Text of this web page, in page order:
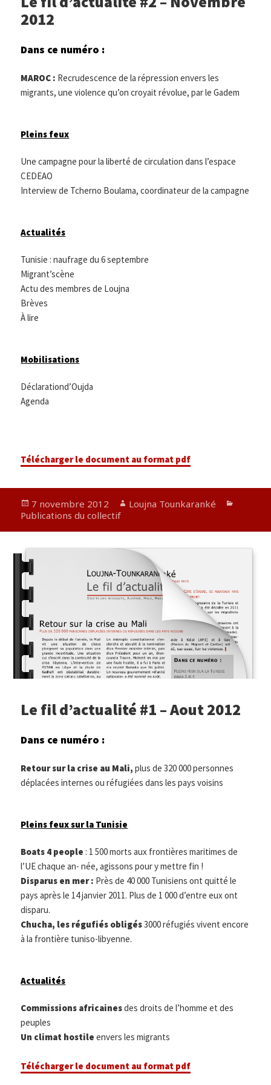
2012
Dans ce numéro :
MAROC : Recrudescence de la répression envers les
migrants, une violence qu’on croyait révolue, par le Gadem
Pleins feux
Une campagne pour la liberté de circulation dans l’espace
CEDEAO
Interview de Tcherno Boulama, coordinateur de la campagne
Actualités
Tunisie : naufrage du 6 septembre
Migrant’scène
Actu des membres de Loujna
Brèves
À lire
Mobilisations
Déclarationd’Oujda
Agenda
Télécharger le document au format pdf
Publié
le
7 novembre 2012 Auteur
Loujna Tounkaranké
Publications du collectif
Le fil d’actualité #1 – Aout 2012
Dans ce numéro :
Retour sur la crise au Mali, plus de 320 000 personnes
déplacées internes ou réfugiées dans les pays voisins
Pleins feux sur la Tunisie
Boats 4 people : 1 500 morts aux frontières maritimes de
l’UE chaque an- née, agissons pour y mettre fin !
Disparus en mer : Près de 40 000 Tunisiens ont quitté le
pays après le 14 janvier 2011. Plus de 1 000 d’entre eux ont
disparu.
Chucha, les régufiés obligés3000 réfugiés vivent encore
à la frontière tuniso-libyenne.
Actualités
Commissions africainesdes droits de l’homme et des
peuples
Un climat hostile envers les migrants
Télécharger le document au format pdf